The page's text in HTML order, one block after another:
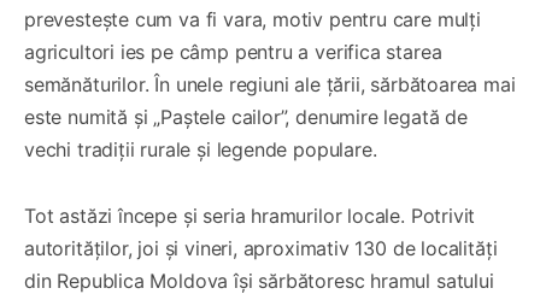
prevestește cum va fi vara, motiv pentru care mulți
agricultori ies pe câmp pentru a verifica starea
semănăturilor. În unele regiuni ale țării, sărbătoarea mai
este numită și „Paștele cailor”, denumire legată de
vechi tradiții rurale și legende populare.
Tot astăzi începe și seria hramurilor locale. Potrivit
autorităților, joi și vineri, aproximativ 130 de localități
din Republica Moldova își sărbătoresc hramul satului